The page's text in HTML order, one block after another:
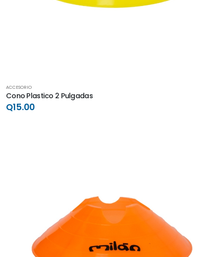
ACCESORIO
Cono Plastico 2 Pulgadas
Q15.00